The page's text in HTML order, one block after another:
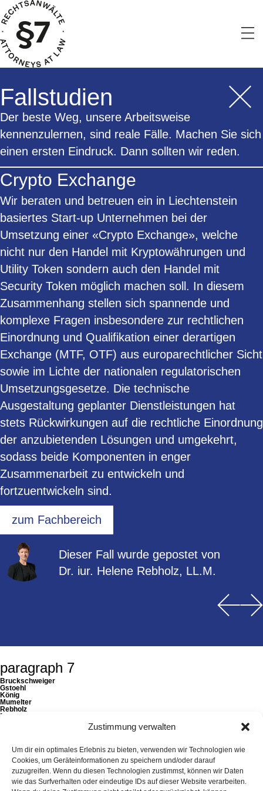
Zustimmung verwalten
Um dir ein optimales Erlebnis zu bieten, verwenden wir Technologien wie
Cookies, um Geräteinformationen zu speichern und/oder darauf
zuzugreifen. Wenn du diesen Technologien zustimmst, können wir Daten
wie das Surfverhalten oder eindeutige IDs auf dieser Website verarbeiten.
Fallstudien
Der beste Weg, unsere Arbeitsweise
kennenzulernen, sind reale Fälle. Machen Sie sich
einen ersten Eindruck. Dann sollten wir reden.
Crypto Exchange
Wir beraten und betreuen ein in Liechtenstein
basiertes Start-up Unternehmen bei der
Umsetzung einer «Crypto Exchange», welche
nicht nur den Handel mit Kryptowährungen und
Utility Token sondern auch den Handel mit
Security Token möglich machen soll. In diesem
Zusammenhang stellen sich spannende und
komplexe Fragen insbesondere zur rechtlichen
Einordnung und Qualifikation einer derartigen
Exchange (MTF, OTF) aus europarechtlicher Sicht
sowie im Lichte der nationalen regulatorischen
Umsetzungsgesetze. Die technische
Ausgestaltung geplanter Dienstleistungen hat
stets Rückwirkungen auf die rechtliche Einordnung
der anzubietenden Lösungen und umgekehrt,
sodass beide Komponenten in enger
Zusammenarbeit zu entwickeln und
fortzuentwickeln sind.
zum Fachbereich
Dieser Fall wurde gepostet von
Dr. iur. Helene Rebholz, LL.M.
paragraph 7
Bruckschweiger
Gstoehl
König
Mumelter
Rebholz
Zechberger
Landstrasse 60
Postfach 343
9490 Vaduz
T+423 220 20 00
F +423 220 20 01
office@paragraph7.com